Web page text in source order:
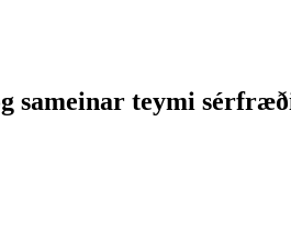
teymi